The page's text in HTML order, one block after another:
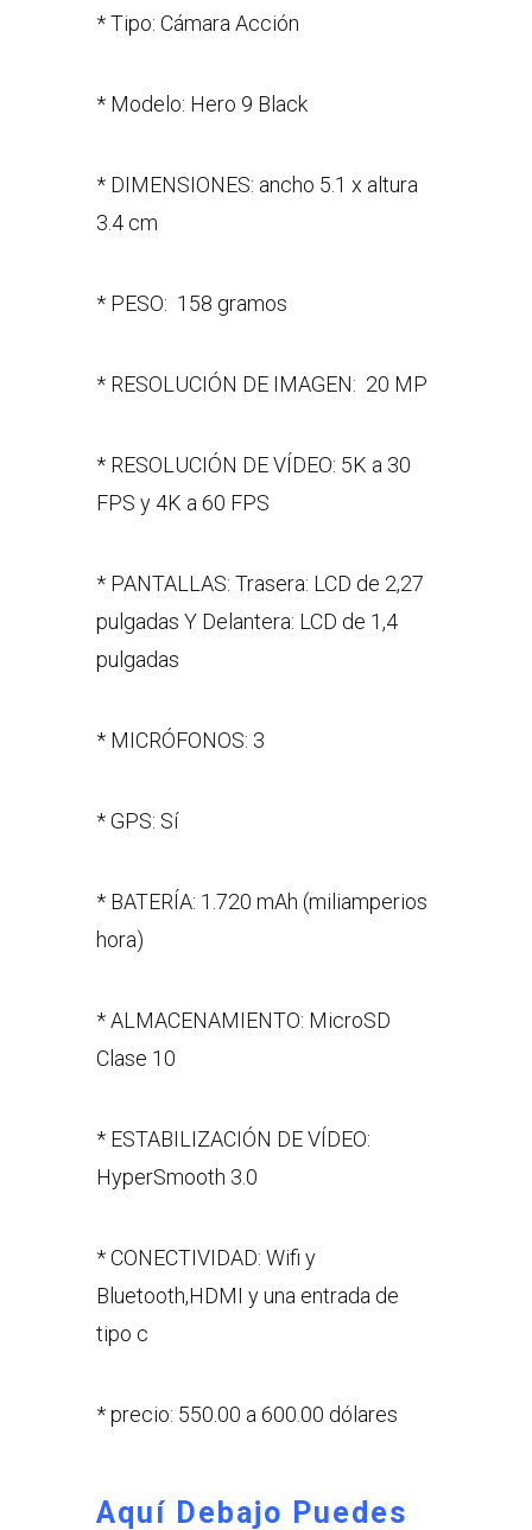
* Tipo: Cámara Acción
* Modelo: Hero 9 Black
* DIMENSIONES: ancho 5.1 x altura
3.4 cm
* PESO: 158 gramos
* RESOLUCIÓN DE IMAGEN: 20 MP
* RESOLUCIÓN DE VÍDEO: 5K a 30
FPS y 4K a 60 FPS
* PANTALLAS: Trasera: LCD de 2,27
pulgadas Y Delantera: LCD de 1,4
pulgadas
* MICRÓFONOS: 3
* GPS: Sí
* BATERÍA: 1.720 mAh (miliamperios
hora)
* ALMACENAMIENTO: MicroSD
Clase 10
* ESTABILIZACIÓN DE VÍDEO:
HyperSmooth 3.0
* CONECTIVIDAD: Wifi y
Bluetooth,HDMI y una entrada de
tipo c
* precio: 550.00 a 600.00 dólares
Aquí Debajo Puedes